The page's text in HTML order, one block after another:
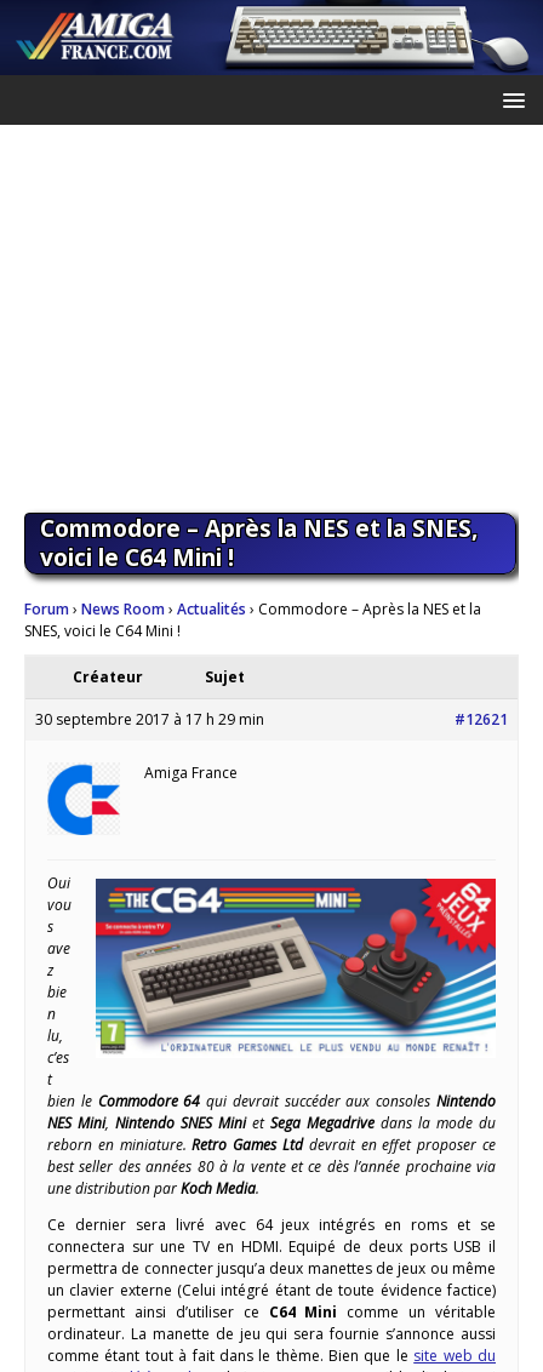
Commodore – Après la NES et la SNES,
voici le C64 Mini !
Forum› News Room› Actualités › Commodore – Après la NES et la
SNES, voici le C64 Mini !
Créateur Sujet
30 septembre 2017 à 17 h 29 min #12621
Amiga France
Oui
vou
s
ave
z
bie
n
lu,
c’es
t
bien le Commodore 64 qui devrait succéder aux consolesNintendo
NES Mini, Nintendo SNES Miniet Sega Megadrive dans la mode du
reborn en miniature.Retro Games Ltddevrait en effet proposer ce
best seller des années 80 à la vente et ce dès l’année prochaine via
une distribution parKoch Media.
Ce dernier sera livré avec 64 jeux intégrés en roms et se
connectera sur une TV en HDMI. Equipé de deux ports USB il
permettra de connecter jusqu’a deux manettes de jeux ou même
un clavier externe (Celui intégré étant de toute évidence factice)
permettant ainsi d’utiliser ce C64 Mini comme un véritable
ordinateur. La manette de jeu qui sera fournie s’annonce aussi
comme étant tout à fait dans le thème. Bien que le site web du